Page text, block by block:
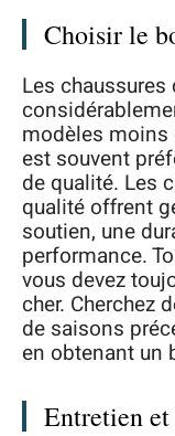
Choisir le
Les
modèles moins
est souvent
de qualité. Les
qualité offrent
soutien, une
performance.
vous devez
cher. Cherchez
de saisons
en obtenant un
Entretien